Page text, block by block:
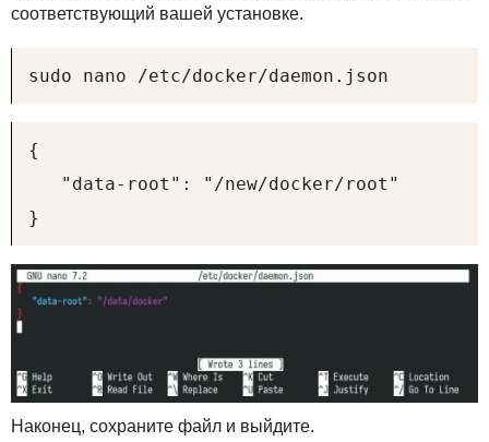
соответствующий вашей установке.
sudo nano /etc/docker/daemon.json
{
   "data-root": "/new/docker/root"
}
Наконец, сохраните файл и выйдите.